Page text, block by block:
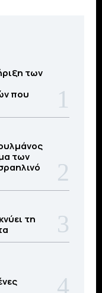
των
που
των
τη